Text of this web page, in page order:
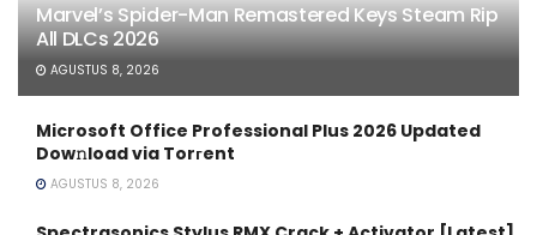
Marvel’s Spider-Man Remastered Keys Steam Rip
All DLCs 2026
AGUSTUS 8, 2026
Microsoft Office Professional Plus 2026 Updated
Dow𝚗load via Torгent
AGUSTUS 8, 2026